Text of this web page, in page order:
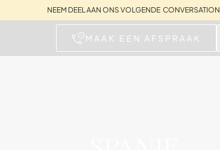
NEEM DEEL AAN ONS VOLGENDE CONVERSATION
MAAK EEN AFSPRAAK